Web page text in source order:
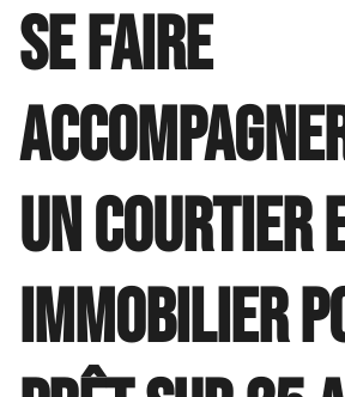
Se faire
un courtier
immobilier